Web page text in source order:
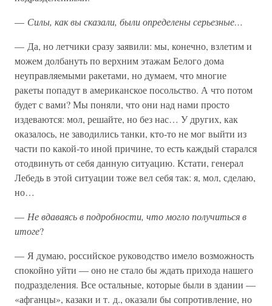
— Силы, как вы сказали, были определены серьезные…
— Да, но летчики сразу заявили: мы, конечно, взлетим и
можем долбануть по верхним этажам Белого дома
неуправляемыми ракетами, но думаем, что многие
ракеты попадут в американское посольство. А что потом
будет с вами? Мы поняли, что они над нами просто
издеваются: мол, решайте, но без нас… У других, как
оказалось, не заводились танки, кто-то не мог выйти из
части по какой-то иной причине, то есть каждый старался
отодвинуть от себя данную ситуацию. Кстати, генерал
Лебедь в этой ситуации тоже вел себя так: я, мол, сделаю,
но…
— Не вдаваясь в подробности, что могло получиться в
итоге?
— Я думаю, российское руководство имело возможность
спокойно уйти — оно не стало бы ждать прихода нашего
подразделения. Все остальные, которые были в здании —
«афганцы», казаки и т. д., оказали бы сопротивление, но